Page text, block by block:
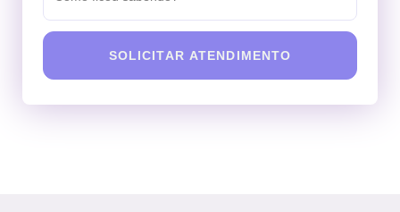
SOLICITAR ATENDIMENTO